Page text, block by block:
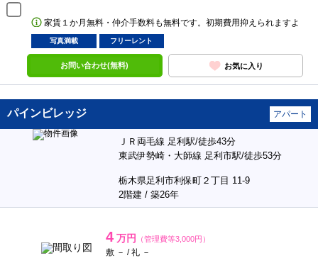
家賃１か月無料・仲介手数料も無料です。初期費用抑えられますよ
写真満載 フリーレント
お問い合わせ(無料) お気に入り
パインビレッジ アパート
ＪＲ両毛線 足利駅/徒歩43分
東武伊勢崎・大師線 足利市駅/徒歩53分
栃木県足利市利保町２丁目 11-9
2階建 / 築26年
4 万円 （管理費等3,000円）
敷 － / 礼 －